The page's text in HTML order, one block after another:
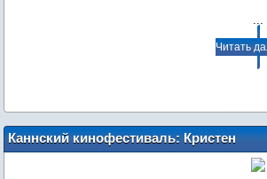
...
Читать
Каннский кинофестиваль: Кристен
Стюарт с членами жюри на премьере